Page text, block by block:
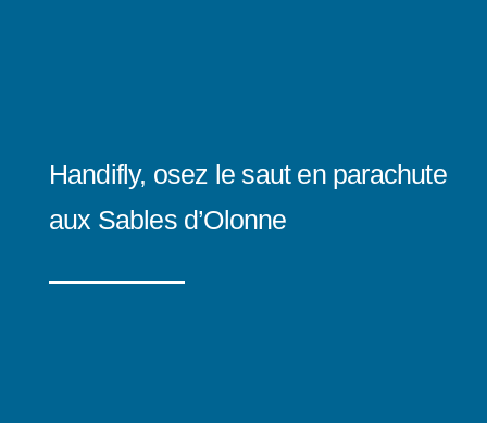
Handifly, osez le saut en parachute
aux Sables d’Olonne